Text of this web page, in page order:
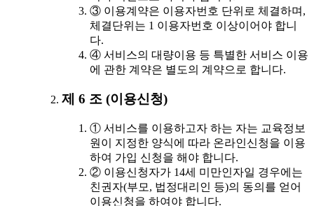
③ 이용계약은 이용자번호 단위로 체결하며,
체결단위는 1 이용자번호 이상이어야 합니
다.
④ 서비스의 대량이용 등 특별한 서비스 이용
에 관한 계약은 별도의 계약으로 합니다.
제 6 조 (이용신청)
① 서비스를 이용하고자 하는 자는 교육정보
원이 지정한 양식에 따라 온라인신청을 이용
하여 가입 신청을 해야 합니다.
② 이용신청자가 14세 미만인자일 경우에는
친권자(부모, 법정대리인 등)의 동의를 얻어
이용신청을 하여야 합니다.